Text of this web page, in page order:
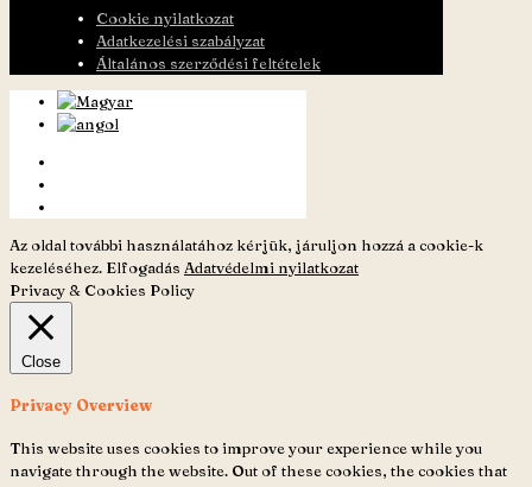
Cookie nyilatkozat
Adatkezelési szabályzat
Általános szerződési feltételek
Az oldal további használatához kérjük, járuljon hozzá a cookie-k
kezeléséhez. Elfogadás Adatvédelmi nyilatkozat
Privacy & Cookies Policy
Close
Privacy Overview
This website uses cookies to improve your experience while you
navigate through the website. Out of these cookies, the cookies that